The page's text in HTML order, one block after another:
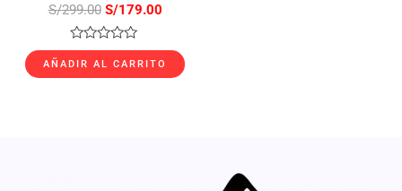
S/299.00 S/179.00
Valorado
con
0
AÑADIR AL CARRITO